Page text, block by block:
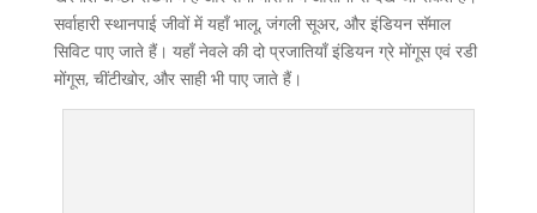
सर्वाहारी स्थानपाई जीवों में यहाँ भालू, जंगली सूअर, और इंडियन सॅमाल
सिविट पाए जाते हैं। यहाँ नेवले की दो प्रजातियाँ इंडियन ग्रे मोंगूस एवं रडी
मोंगूस, चींटीखोर, और साही भी पाए जाते हैं।